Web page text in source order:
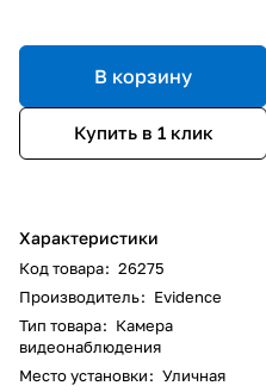
В корзину
Купить в 1 клик
Характеристики
Код товара: 26275
Производитель: Evidence
Тип товара: Камера
видеонаблюдения
Место установки: Уличная